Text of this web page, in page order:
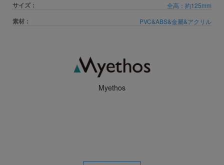
サイズ： 全高：約125mm
素材： PVC&ABS&金屬&アクリル
Myethos